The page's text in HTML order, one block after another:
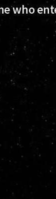
who